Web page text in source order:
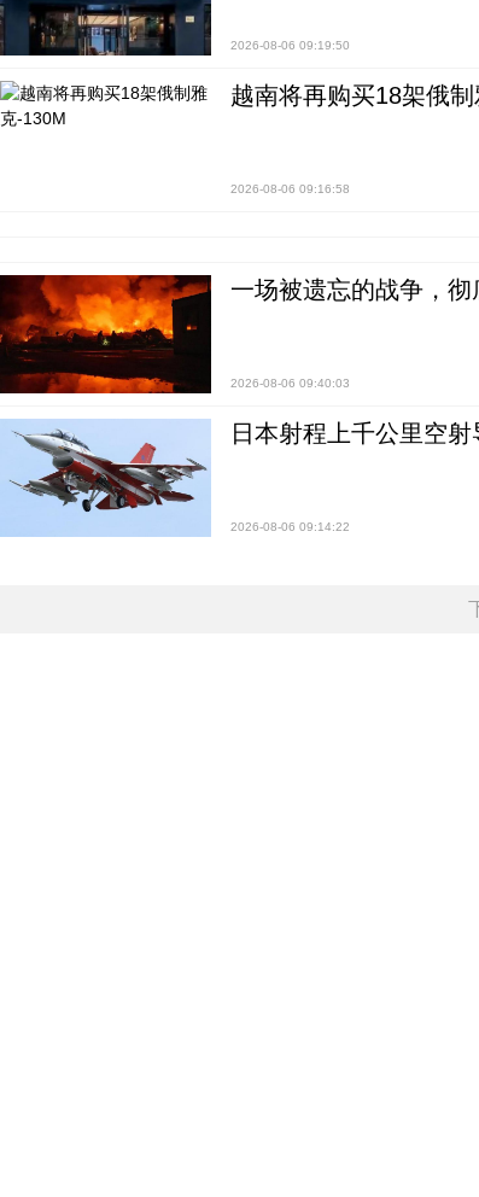
2026-08-06 09:19:50
越南将再购买18架俄
2026-08-06 09:16:58
一场被遗忘的战争，彻
2026-08-06 09:40:03
日本射程上千公里空
2026-08-06 09:14:22